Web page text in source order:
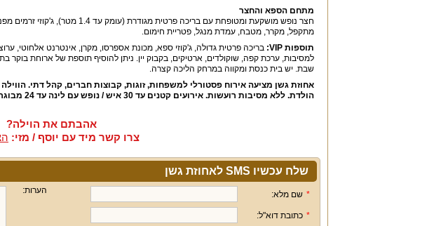
מתחם הספא והחצר
מתקפל, מקרר, מטבח, עמדת מנגל, פטריית חימום.
תוספות VIP:
למסיבות, ערכת קפה, שוקולדים, ארטיקים, בקבוק יין. ניתן להוסיף תוספת של ארוחת
שבת. יש בית כנסת ומקווה במרחק הליכה קצרה.
אחוזת גשן מציעה אירוח פסטורלי למשפחות, זוגות, קבוצות חברים, קהל דתי.
הולדת. ללא מסיבות רועשות. אירועים קטנים עד 30 איש / נופש עם לינה עד 24 מבוגרים או ילדים.
אהבתם את הוילה?
צרו קשר מיד עם יוסף / מזי:
שלח עכשיו SMS לאחוזת גשן
הערות: * שם מלא:
* כתובת דוא"ל: